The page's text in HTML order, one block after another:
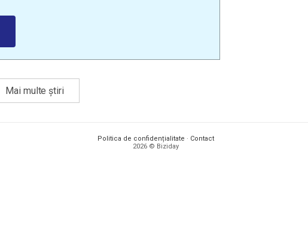
Mai multe știri
Politica de confidențialitate · Contact
2026 © Biziday